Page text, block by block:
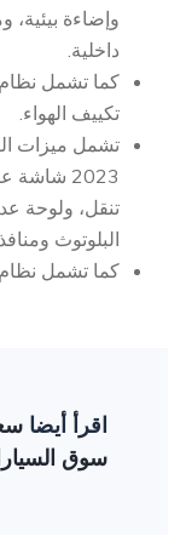
وإضاءة
داخلية.
كما تشمل
تكييف الهواء.
تشمل ميزات
البلوتوث ومنافذ USB و AUX، ومفتاح ذكي.
كما تشمل نظام صوتي
اقرأ أيضا
سوق